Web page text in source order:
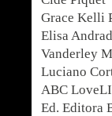
Grace Kelli
Elisa
Vanderley
Luciano
ABC
Ed. Editora